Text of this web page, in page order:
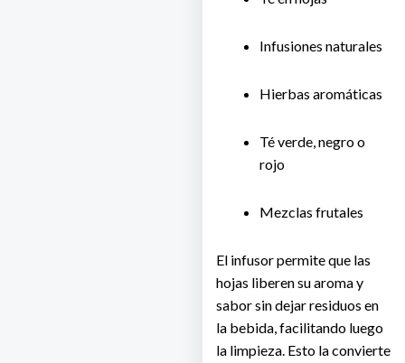
Infusiones naturales
Hierbas aromáticas
Té verde, negro o
rojo
Mezclas frutales
El infusor permite que las
hojas liberen su aroma y
sabor sin dejar residuos en
la bebida, facilitando luego
la limpieza. Esto la convierte